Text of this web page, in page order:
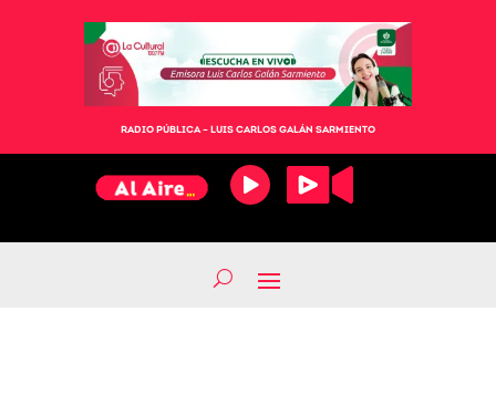
RADIO PÚBLICA – LUIS CARLOS GALÁN SARMIENTO